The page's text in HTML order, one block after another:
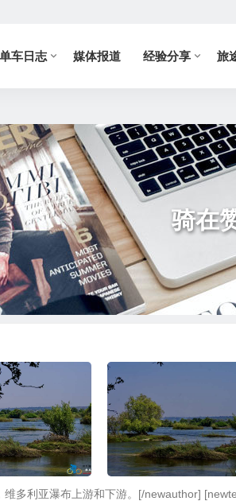
单车日志 媒体报道 经验分享 旅
骑在
维多利亚瀑布上游和下游。[/newauthor]